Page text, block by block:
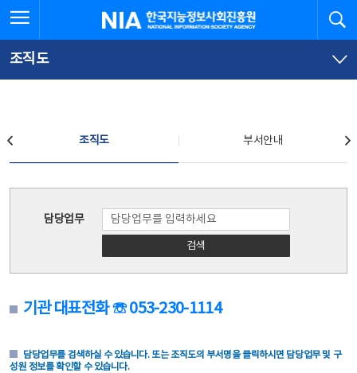
문
로
가
체
뉴
바
가
한국지능정보사회진흥원
조직도
조직도 부서안내
담당업무
검색
기관 대표전화 ☏ 053-230-1114
담당업무를 검색하실 수 있습니다. 또는 조직도의 부서명을 클릭하시면 담당업무 및 구
성원 정보를 확인할 수 있습니다.